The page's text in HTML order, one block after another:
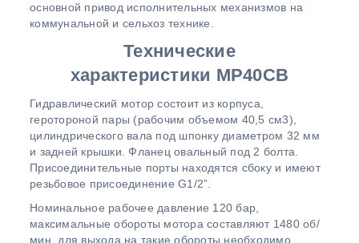
основной привод исполнительных механизмов на
коммунальной и сельхоз технике.
Технические
характеристики MP40СВ
Гидравлический мотор состоит из корпуса,
геротороной пары (рабочим объемом 40,5 см3),
цилиндрического вала под шпонку диаметром 32 мм
и задней крышки. Фланец овальный под 2 болта.
Присоединительные порты находятся сбоку и имеют
резьбовое присоединение G1/2”.
Номинальное рабочее давление 120 бар,
максимальные обороты мотора составляют 1480 об/
мин, для выхода на такие обороты необходимо